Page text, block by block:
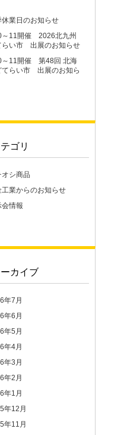
休業日のお知らせ
～11開催 2026北九州
らい市 出展のお知らせ
～11開催 第48回 北海
てらい市 出展のお知ら
ゴリ
オシ商品
工業からのお知らせ
会情報
カイブ
年7月
年6月
年5月
年4月
年3月
年2月
年1月
年12月
年11月